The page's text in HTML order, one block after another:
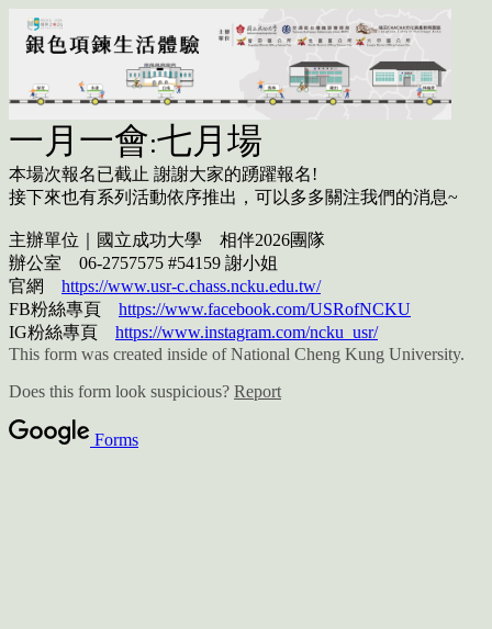
一月一會:七月場
本場次報名已截止 謝謝大家的踴躍報名!
接下來也有系列活動依序推出，可以多多關注我們的消息~
主辦單位｜國立成功大學 相伴2026團隊
辦公室 06-2757575 #54159 謝小姐
官網 https://www.usr-c.chass.ncku.edu.tw/
FB粉絲專頁 https://www.facebook.com/USRofNCKU
IG粉絲專頁 https://www.instagram.com/ncku_usr/
This form was created inside of National Cheng Kung University.
Does this form look suspicious? Report
Forms